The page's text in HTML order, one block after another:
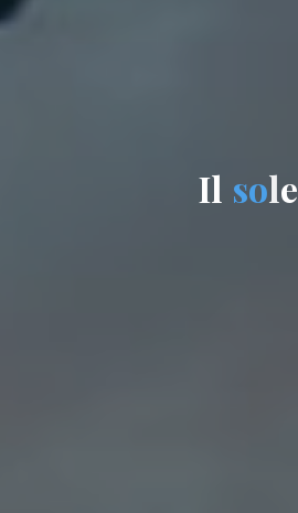
Il sole